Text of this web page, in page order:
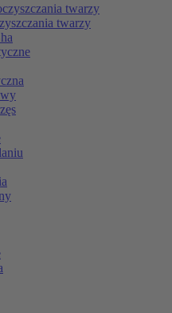
twarzy
twarzy